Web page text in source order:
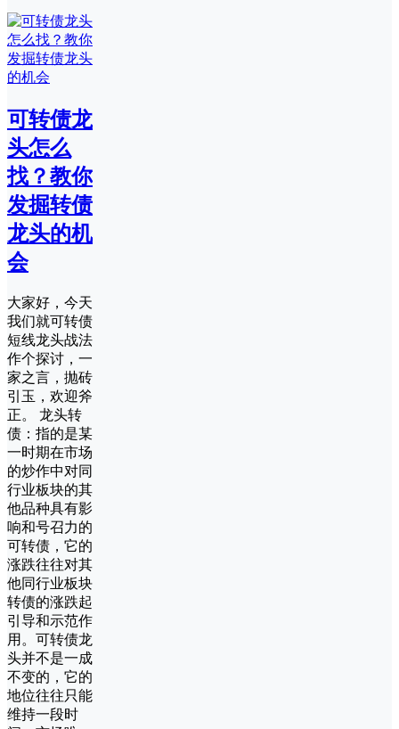
可转债龙
头怎么
找？教你
发掘转债
龙头的机
会
大家好，今天
我们就可转债
短线龙头战法
作个探讨，一
家之言，抛砖
引玉，欢迎斧
正。 龙头转
债：指的是某
一时期在市场
的炒作中对同
行业板块的其
他品种具有影
响和号召力的
可转债，它的
涨跌往往对其
他同行业板块
转债的涨跌起
引导和示范作
用。可转债龙
头并不是一成
不变的，它的
地位往往只能
维持一段时